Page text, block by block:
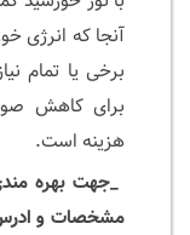
آنجا که انرژی
برخی یا تمام
برای کاهش
هزینه است.
_جهت بهره
مشخصات و ادرس